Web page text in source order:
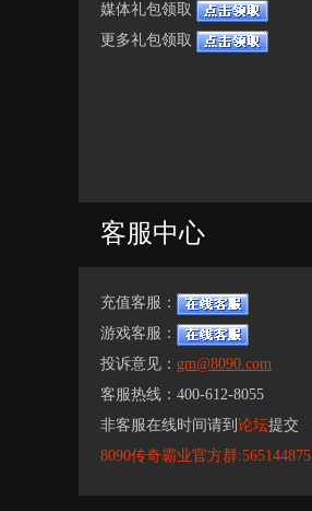
媒体礼包领取
更多礼包领取
客服中心
充值客服：
游戏客服：
投诉意见： gm@8090.com
客服热线：400-612-8055
非客服在线时间请到 论坛提交
8090传奇霸业官方群:565144875